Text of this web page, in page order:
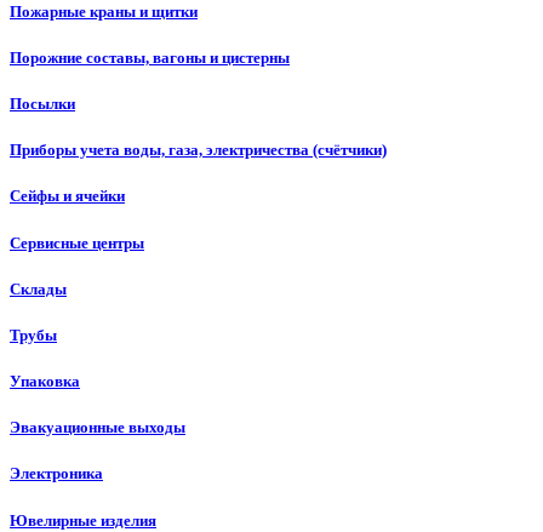
Пожарные краны и щитки
Порожние составы, вагоны и цистерны
Посылки
Приборы учета воды, газа, электричества (счётчики)
Сейфы и ячейки
Сервисные центры
Склады
Трубы
Упаковка
Эвакуационные выходы
Электроника
Ювелирные изделия